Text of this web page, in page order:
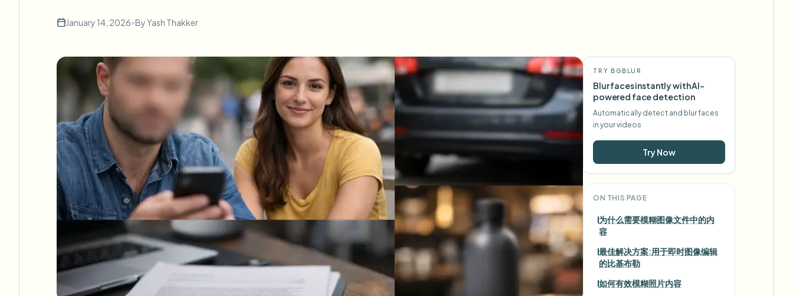
Need batch processing?
Queue many videos and blur in one run—for teams.
BATCH READY FOR TEAMS
January 14, 2026•ByYash Thakker
TRY BGBLUR
Blur faces instantly with AI-
powered face detection
Automatically detect and blur faces
in your videos
Try Now
ON THIS PAGE
为什么需要模糊图像文件中的内
容
最佳解决方案:用于即时图像编辑
的比基布勒
如何有效模糊照片内容